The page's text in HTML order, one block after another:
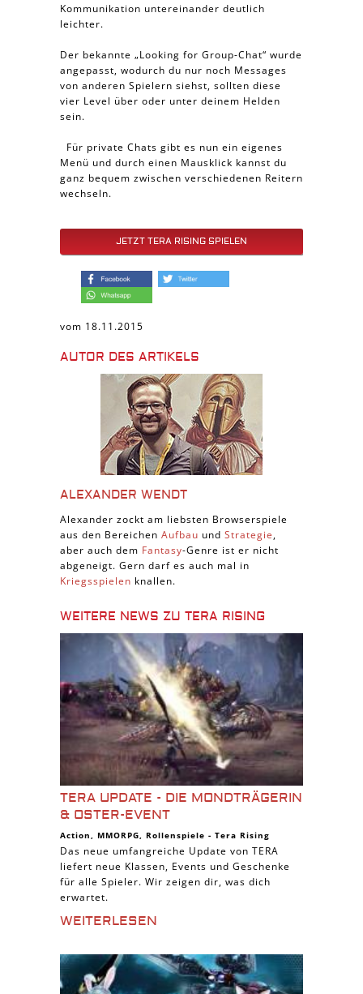
Kommunikation untereinander deutlich
leichter.
Der bekannte „Looking for Group-Chat“ wurde
angepasst, wodurch du nur noch Messages
von anderen Spielern siehst, sollten diese
vier Level über oder unter deinem Helden
sein.
Für private Chats gibt es nun ein eigenes
Menü und durch einen Mausklick kannst du
ganz bequem zwischen verschiedenen Reitern
wechseln.
JETZT TERA RISING SPIELEN
vom 18.11.2015
AUTOR DES ARTIKELS
ALEXANDER WENDT
Alexander zockt am liebsten Browserspiele
aus den Bereichen Aufbau und Strategie,
aber auch dem Fantasy-Genre ist er nicht
abgeneigt. Gern darf es auch mal in
Kriegsspielen knallen.
WEITERE NEWS ZU TERA RISING
TERA UPDATE - DIE MONDTRÄGERIN
& OSTER-EVENT
Action, MMORPG, Rollenspiele - Tera Rising
Das neue umfangreiche Update von TERA
liefert neue Klassen, Events und Geschenke
für alle Spieler. Wir zeigen dir, was dich
erwartet.
WEITERLESEN